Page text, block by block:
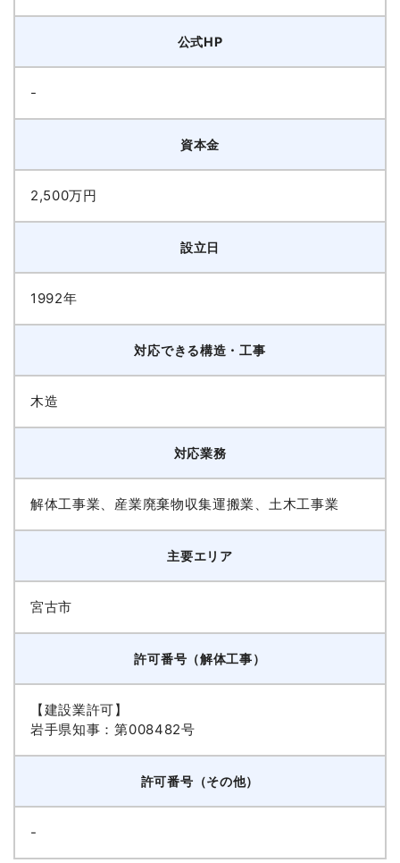
公式HP
-
資本金
2,500万円
設立日
1992年
対応できる構造・工事
木造
対応業務
解体工事業、産業廃棄物収集運搬業、土木工事業
主要エリア
宮古市
許可番号（解体工事）
【建設業許可】
岩手県知事：第008482号
許可番号（その他）
-